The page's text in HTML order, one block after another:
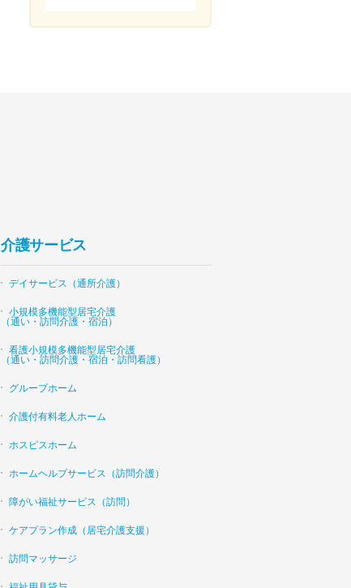
介護サービス
デイサービス（通所介護）
小規模多機能型居宅介護
（通い・訪問介護・宿泊）
看護小規模多機能型居宅介護
（通い・訪問介護・宿泊・訪問看護）
グループホーム
介護付有料老人ホーム
ホスピスホーム
ホームヘルプサービス（訪問介護）
障がい福祉サービス（訪問）
ケアプラン作成（居宅介護支援）
訪問マッサージ